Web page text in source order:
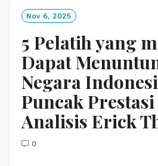
Nov 6, 2025
5 Pelatih yang
Dapat
Negara
Puncak
Analisis Erick
0